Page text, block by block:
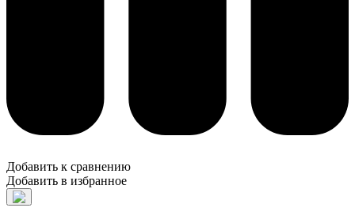
Добавить к сравнению
Добавить в избранное